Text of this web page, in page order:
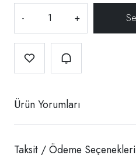
- +
Ürün Yorumları
Taksit / Ödeme Seçenekleri